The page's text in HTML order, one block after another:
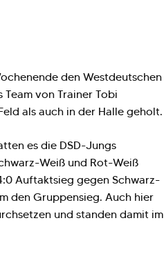
den Westdeutschen
von Trainer Tobi
als auch in der Halle geholt.
es die DSD-Jungs
Weiß und Rot-Weiß
Auftaktsieg gegen Schwarz-
den Gruppensieg. Auch hier
und standen damit im